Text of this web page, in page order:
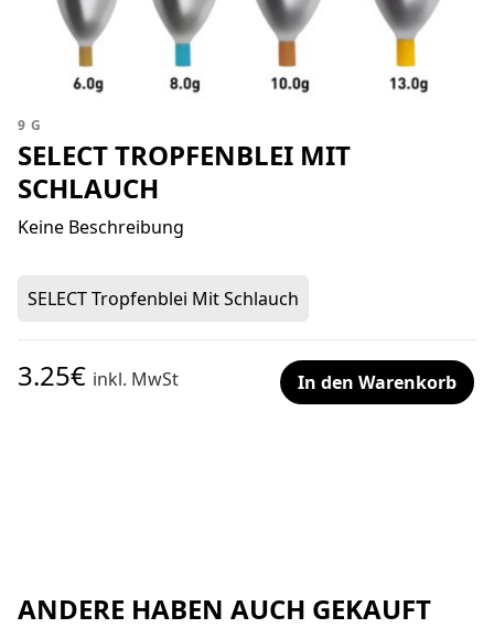
9 G
SELECT TROPFENBLEI MIT
SCHLAUCH
Keine Beschreibung
SELECT Tropfenblei Mit Schlauch
3.25€ inkl. MwSt In den Warenkorb
ANDERE HABEN AUCH GEKAUFT